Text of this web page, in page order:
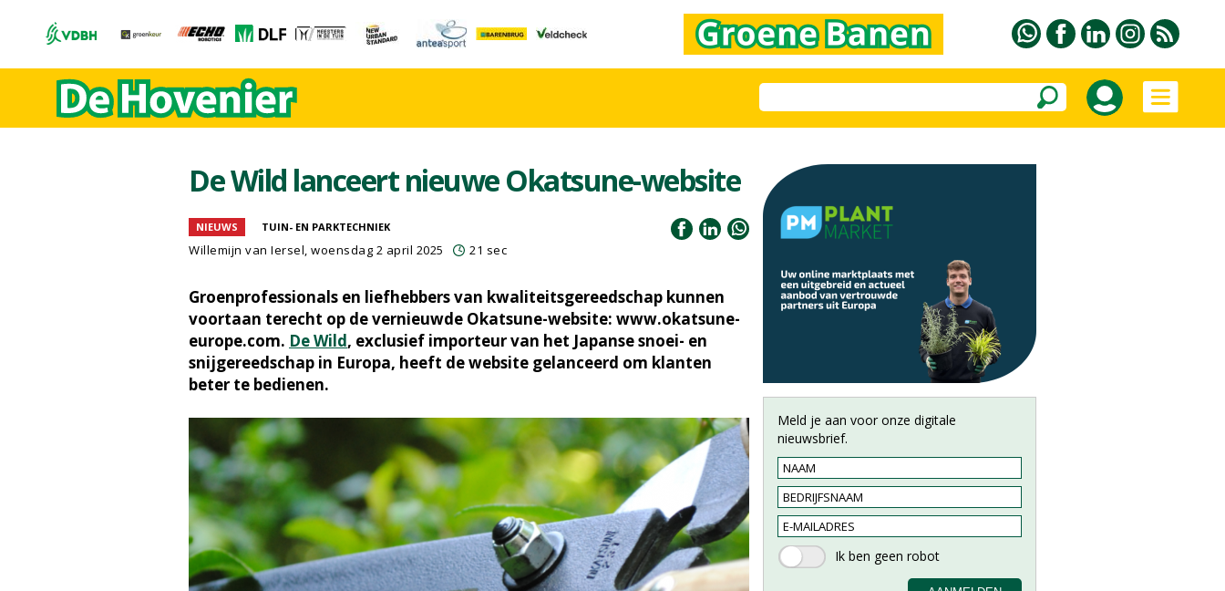
De Wild lanceert nieuwe Okatsune-website
NIEUWS TUIN- EN PARKTECHNIEK
Willemijn van Iersel, woensdag 2 april 2025 21 sec
Groenprofessionals en liefhebbers van kwaliteitsgereedschap kunnen
voortaan terecht op de vernieuwde Okatsune-website: www.okatsune-
europe.com. De Wild, exclusief importeur van het Japanse snoei- en
snijgereedschap in Europa, heeft de website gelanceerd om klanten
beter te bedienen.
Meld je aan voor onze digitale
nieuwsbrief.